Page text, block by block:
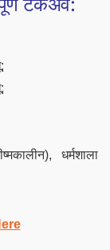
धर्मशाला